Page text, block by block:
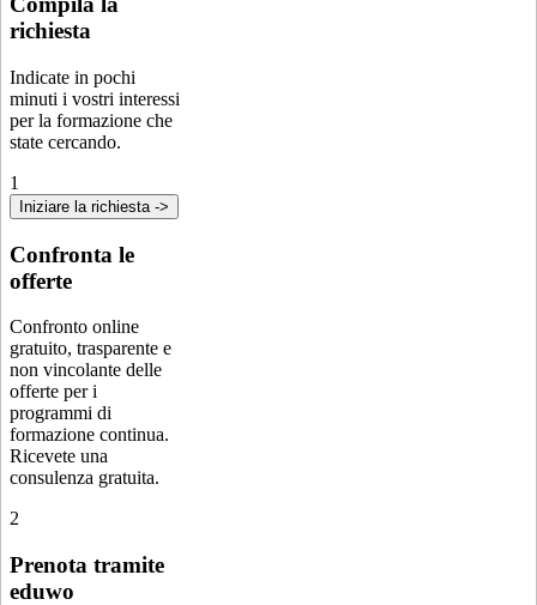
richiesta
Indicate in pochi
minuti i vostri interessi
per la formazione che
state cercando.
1
Iniziare la richiesta ->
Confronta le
offerte
Confronto online
gratuito, trasparente e
non vincolante delle
offerte per i
programmi di
formazione continua.
Ricevete una
consulenza gratuita.
2
Prenota tramite
eduwo